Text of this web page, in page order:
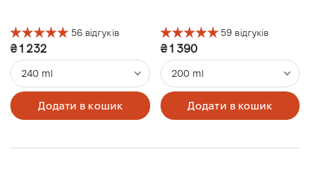
56 відгуків
₴ 1 232
240 ml
Додати в кошик
59 відгуків
₴ 1 390
200 ml
Додати в кошик